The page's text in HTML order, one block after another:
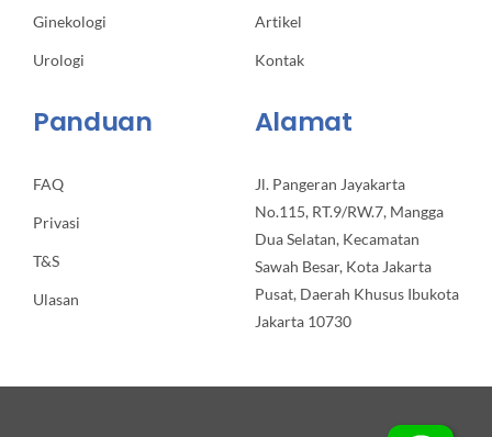
Ginekologi
Urologi
Artikel
Kontak
Panduan
FAQ
Privasi
T&S
Ulasan
Alamat
Jl. Pangeran Jayakarta
No.115, RT.9/RW.7, Mangga
Dua Selatan, Kecamatan
Sawah Besar, Kota Jakarta
Pusat, Daerah Khusus Ibukota
Jakarta 10730